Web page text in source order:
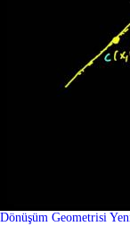
Dönüşüm Geometrisi